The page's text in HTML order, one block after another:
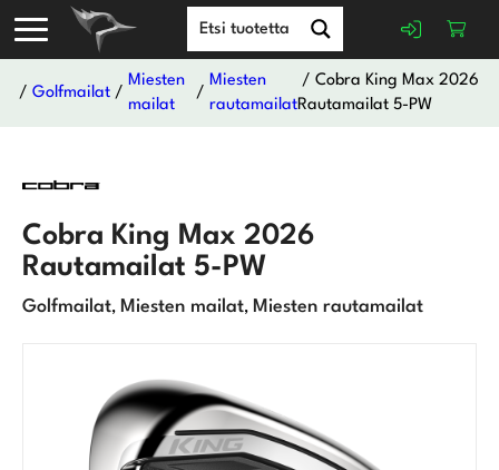
/Golfmailat /
Miesten
mailat
/
Miesten
rautamailat
/ Cobra King Max 2026
Rautamailat 5-PW
Cobra King Max 2026
Rautamailat 5-PW
Golfmailat, Miesten mailat, Miesten rautamailat